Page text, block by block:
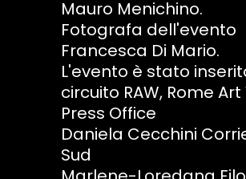
Mauro Menichino.
Fotografa dell'evento
Francesca Di Mario.
L'evento è stato
circuito RAW, Rome Art
Press Office
Daniela Cecchini
Sud